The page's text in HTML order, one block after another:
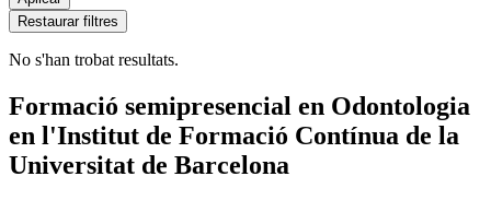
No s'han trobat resultats.
Formació semipresencial en Odontologia
en l'Institut de Formació Contínua de la
Universitat de Barcelona